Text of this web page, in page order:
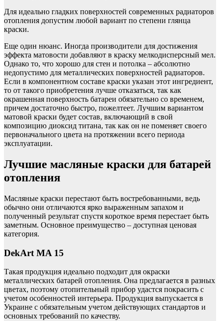
Для идеально гладких поверхностей современных радиаторов
отопления допустим любой вариант по степени глянца
краски.
Еще один нюанс. Иногда производители для достижения
эффекта матовости добавляют в краску мелкодисперсный мел.
Однако то, что хорошо для стен и потолка – абсолютно
недопустимо для металлических поверхностей радиаторов.
Если в компонентном составе краски указан этот ингредиент,
то от такого приобретения лучше отказаться, так как
окрашенная поверхность батареи обязательно со временем,
причем достаточно быстро, пожелтеет. Лучшим вариантом
матовой краски будет состав, включающий в свой
композицию диоксид титана, так как он не поменяет своего
первоначального цвета на протяжении всего периода
эксплуатации.
Лучшие масляные краски для батарей
отопления
Масляные краски перестают быть востребованными, ведь
обычно они отличаются ярко выраженным запахом и
полученный результат спустя короткое время перестает быть
заметным. Основное преимущество – доступная ценовая
категория.
DekArt MA 15
Такая продукция идеально подходит для окраски
металлических батарей отопления. Она предлагается в разных
цветах, поэтому отопительный прибор удастся покрасить с
учетом особенностей интерьера. Продукция выпускается в
Украине с обязательным учетом действующих стандартов и
основных требований по качеству.